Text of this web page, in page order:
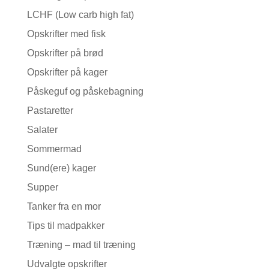
LCHF (Low carb high fat)
Opskrifter med fisk
Opskrifter på brød
Opskrifter på kager
Påskeguf og påskebagning
Pastaretter
Salater
Sommermad
Sund(ere) kager
Supper
Tanker fra en mor
Tips til madpakker
Træning – mad til træning
Udvalgte opskrifter